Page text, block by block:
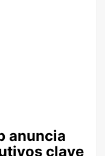
anuncia
clave